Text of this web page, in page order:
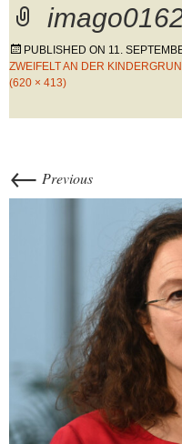
PUBLISHED ON 11.
ZWEIFELT AN DER
(620 × 413)
← Previous